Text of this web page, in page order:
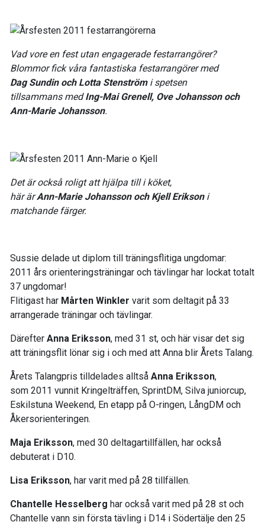
Vad vore en fest utan engagerade festarrangörer?
Blommor fick våra fantastiska festarrangörer med
Dag Sundin och Lotta Stenströmi spetsen
tillsammans medIng-Mai Grenell, Ove Johansson och
Ann-Marie Johansson.
Det är också roligt att hjälpa till i köket,
här ärAnn-Marie Johansson och Kjell Eriksoni
matchande färger.
Sussie delade ut diplom till träningsflitiga ungdomar:
2011 års orienteringsträningar och tävlingar har lockat totalt
37 ungdomar!
Flitigast har Mårten Winkler varit som deltagit på 33
arrangerade träningar och tävlingar.
Därefter Anna Eriksson, med 31 st, och här visar det sig
att träningsflit lönar sig i och med att Anna blir Årets Talang.
Årets Talangpris tilldelades alltså Anna Eriksson,
som 2011 vunnit Kringelträffen, SprintDM, Silva juniorcup,
Eskilstuna Weekend, En etapp på O-ringen, LångDM och
Åkersorienteringen.
Maja Eriksson, med 30 deltagartillfällen, har också
debuterat i D10.
Lisa Eriksson, har varit med på 28 tillfällen.
Chantelle Hesselberg har också varit med på 28 st och
Chantelle vann sin första tävling i D14 i Södertälje den 25